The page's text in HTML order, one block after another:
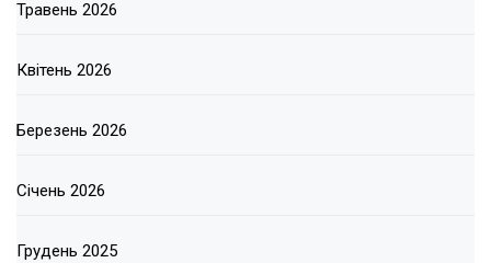
Травень 2026
Квітень 2026
Березень 2026
Січень 2026
Грудень 2025